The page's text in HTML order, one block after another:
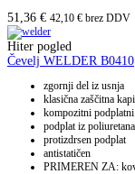
51,36 € 42,10 € brez DDV
Hiter pogled
Čevelj WELDER B0410
zgornji del iz usnja
klasična zaščitna
kompozitni
podplat iz
protizdrsen podplat
antistatičen
PRIMEREN ZA: